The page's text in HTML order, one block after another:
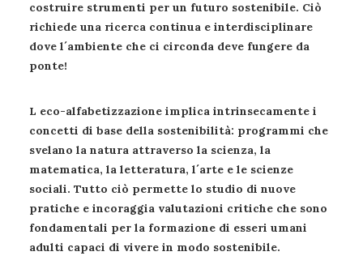
costruire strumenti per un futuro sostenibile. Ciò
richiede una ricerca continua e interdisciplinare
dove l´ambiente che ci circonda deve fungere da
ponte!
L eco-alfabetizzazione implica intrinsecamente i
concetti di base della sostenibilità: programmi che
svelano la natura attraverso la scienza, la
matematica, la letteratura, l´arte e le scienze
sociali. Tutto ciò permette lo studio di nuove
pratiche e incoraggia valutazioni critiche che sono
fondamentali per la formazione di esseri umani
adulti capaci di vivere in modo sostenibile.